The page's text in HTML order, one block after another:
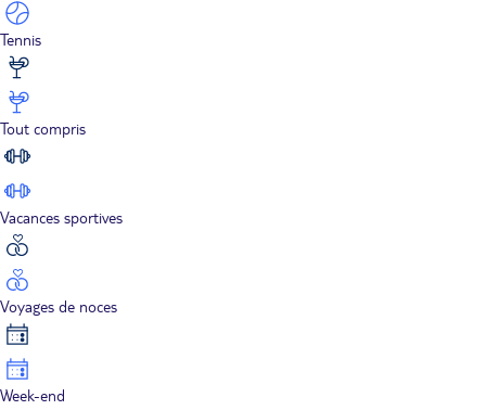
Tennis
Tout compris
Vacances sportives
Voyages de noces
Week-end